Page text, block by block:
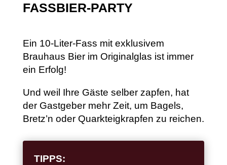
FASSBIER-PARTY
Ein 10-Liter-Fass mit exklusivem
Brauhaus Bier im Originalglas ist immer
ein Erfolg!
Und weil Ihre Gäste selber zapfen, hat
der Gastgeber mehr Zeit, um Bagels,
Bretz’n oder Quarkteigkrapfen zu reichen.
TIPPS: